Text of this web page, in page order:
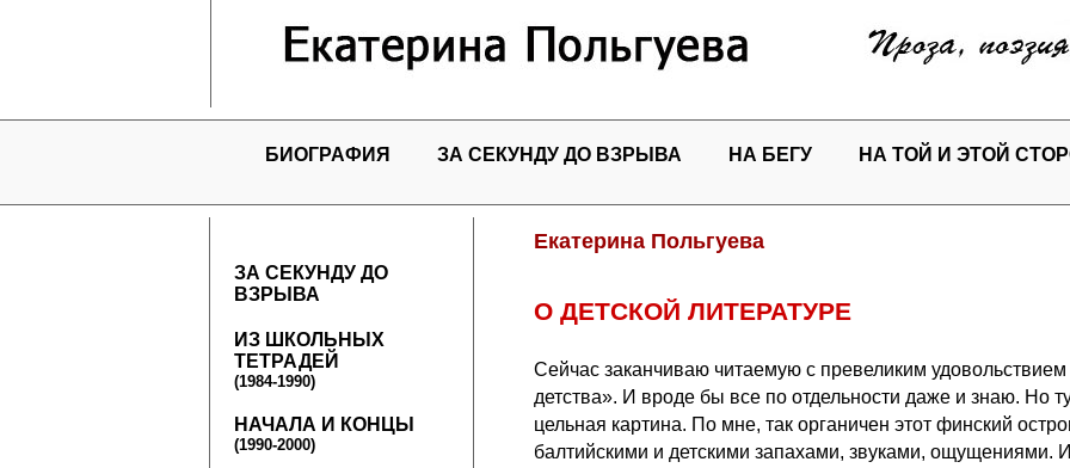
БИОГРАФИЯ ЗА СЕКУНДУ ДО ВЗРЫВА НА БЕГУ НА ТОЙ И ЭТОЙ
ЗА СЕКУНДУ ДО
ВЗРЫВА
ИЗ ШКОЛЬНЫХ
ТЕТРАДЕЙ
(1984-1990)
НАЧАЛА И КОНЦЫ
(1990-2000)
Екатерина Польгуева
О ДЕТСКОЙ ЛИТЕРАТУРЕ
Сейчас заканчиваю читаемую с превеликим
детства». И вроде бы все по отдельности даже и знаю. Но
цельная картина. По мне, так органичен этот финский
балтийскими и детскими запахами, звуками, ощущениями.